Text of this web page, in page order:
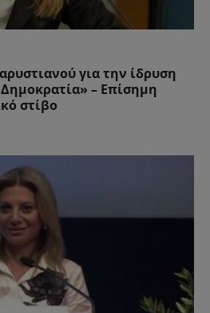
για την ίδρυση
– Επίσημη
στίβο